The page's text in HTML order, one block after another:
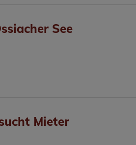
See
Mieter